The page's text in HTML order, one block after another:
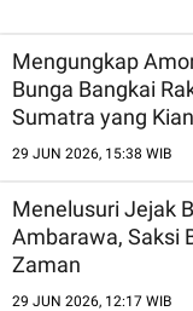
Mengungkap
Bunga Bangkai
Sumatra yang
29 JUN 2026, 15:38 WIB
Menelusuri Jejak
Ambarawa, Saksi
Zaman
29 JUN 2026, 12:17 WIB